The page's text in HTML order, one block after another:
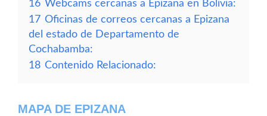
16 Webcams cercanas a Epizana en Bolivia:
17 Oficinas de correos cercanas a Epizana
del estado de Departamento de
Cochabamba:
18 Contenido Relacionado:
MAPA DE EPIZANA